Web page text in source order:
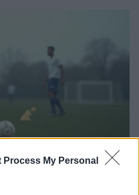
Process My Personal